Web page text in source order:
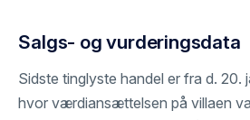
Salgs- og vurderingsdata
Sidste tinglyste handel er fra d. 20.
hvor værdiansættelsen på villaen